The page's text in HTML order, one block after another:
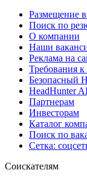
Размещение
Поиск по
О компании
Наши
Реклама на
Требования
Безопасный
HeadHunter
Партнерам
Инвесторам
Каталог
Поиск по
Сетка:
Соискателям